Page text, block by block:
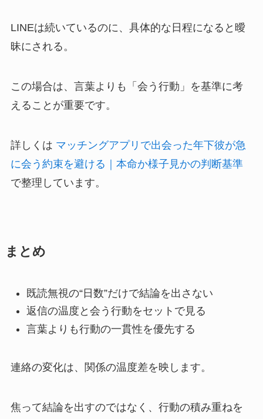
LINEは続いているのに、具体的な日程になると曖
昧にされる。
この場合は、言葉よりも「会う行動」を基準に考
えることが重要です。
詳しくは マッチングアプリで出会った年下彼が急
に会う約束を避ける｜本命か様子見かの判断基準
で整理しています。
まとめ
既読無視の“日数”だけで結論を出さない
返信の温度と会う行動をセットで見る
言葉よりも行動の一貫性を優先する
連絡の変化は、関係の温度差を映します。
焦って結論を出すのではなく、行動の積み重ねを